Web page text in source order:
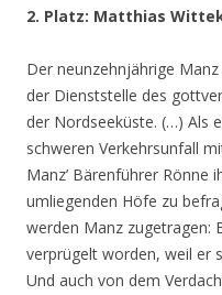
2. Platz: Matthias
Der neunzehnjährige
der Dienststelle des
der Nordseeküste. (…) Als
schweren Verkehrsunfall
Manz’ Bärenführer Rönne
umliegenden Höfe zu
werden Manz zugetragen:
verprügelt worden, weil er
Und auch von dem